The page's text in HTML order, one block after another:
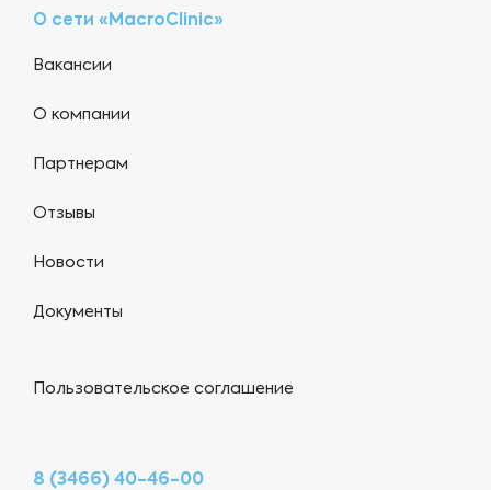
О сети «MacroClinic»
Вакансии
О компании
Партнерам
Отзывы
Новости
Документы
Пользовательское соглашение
8 (3466) 40-46-00